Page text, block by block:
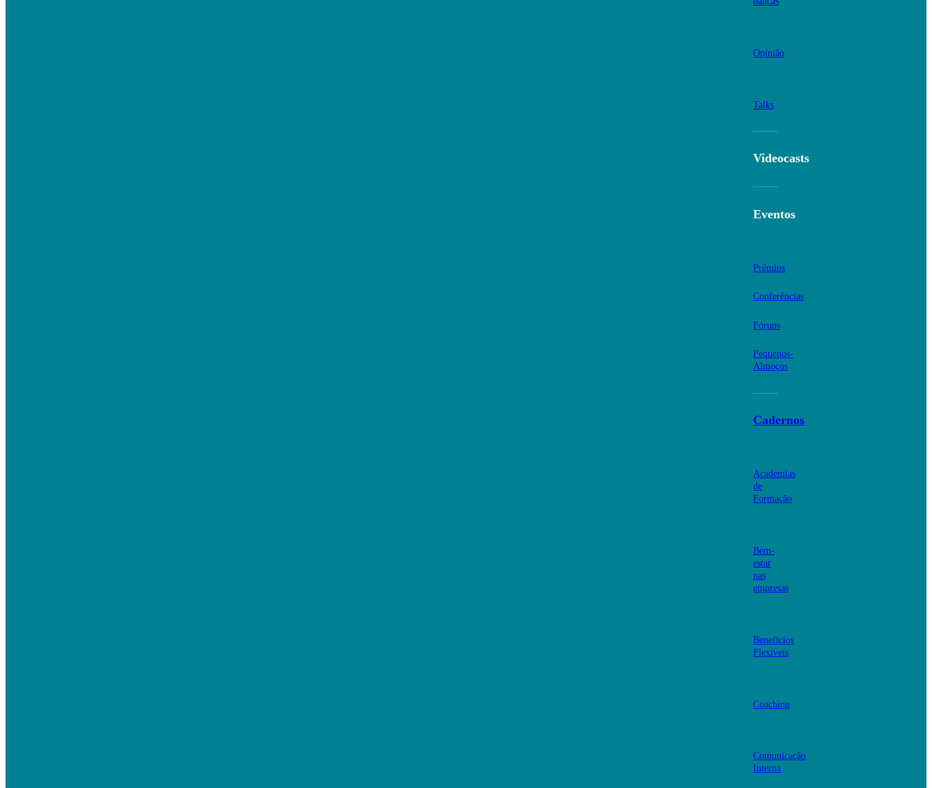
Opinião
Talks
Videocasts
Eventos
Prémios
Conferências
Fóruns
Pequenos-
Almoços
Cadernos
Academias
de
Formação
Bem-
estar
nas
empresas
Benefícios
Flexíveis
Coaching
Comunicação
Interna